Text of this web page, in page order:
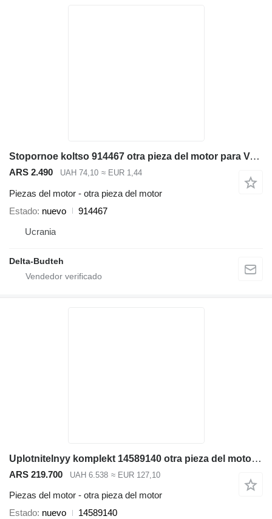
Stopornoe koltso 914467 otra pieza del motor para Volvo EC290B LC excavadora
ARS 2.490 UAH 74,10 ≈ EUR 1,44
Piezas del motor - otra pieza del motor
Estado nuevo
914467
Ucrania
Delta-Budteh
Uplotnitelnyy komplekt 14589140 otra pieza del motor para Volvo EC480D L excavadora
ARS 219.700 UAH 6.538 ≈ EUR 127,10
Piezas del motor - otra pieza del motor
Estado nuevo
14589140